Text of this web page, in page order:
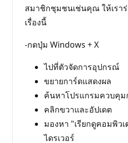
สมาชิกชุมชนเช่นคุณ ให้เรา
เรื่องนี้
-กดปุ่ม Windows + X
ไปที่ตัวจัดการอุปกรณ์
ขยายการ์ดแสดงผล
ค้นหาโปรแกรมควบคุม
คลิกขวาและอัปเดต
มองหา "เรียกดูคอมพิว
ไดรเวอร์